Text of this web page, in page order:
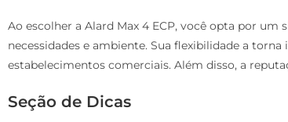
Ao escolher a Alard Max 4 ECP, você opta por
necessidades e ambiente. Sua flexibilidade a
estabelecimentos comerciais. Além disso, a
Seção de Dicas